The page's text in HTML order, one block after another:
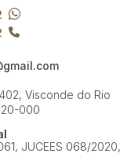
Visconde do Rio
000
JUCEES 068/2020,